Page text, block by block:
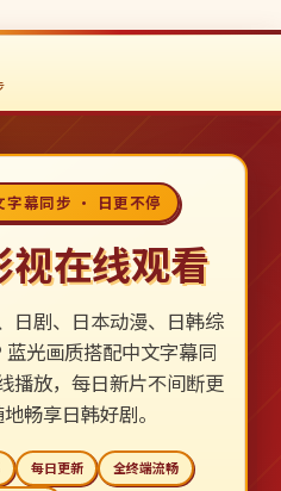
幕同步 · 日更不停
视在线观看
日剧、日本动漫、日韩综
光画质搭配中文字幕同
播放，每日新片不间断更
畅享日韩好剧。
每日更新
全终端流畅